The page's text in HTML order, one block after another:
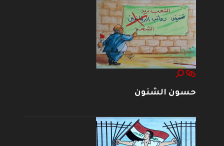
حسون الشنون